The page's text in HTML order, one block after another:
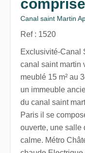
Canal saint Martin
Ref : 1520
Exclusivité-Canal
canal saint martin
meublé 15 m² au
un immeuble
du canal saint
Paris il se
ouverte, une salle
calme. Métro